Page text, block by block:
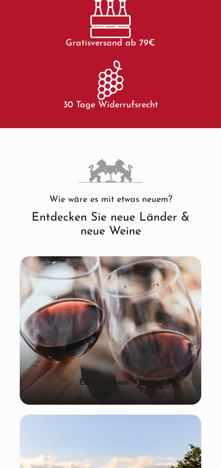
Gratisversand ab 79€
30 Tage Widerrufsrecht
Wie wäre es mit etwas neuem?
Entdecken Sie neue Länder &
neue Weine
Edler Rotwein